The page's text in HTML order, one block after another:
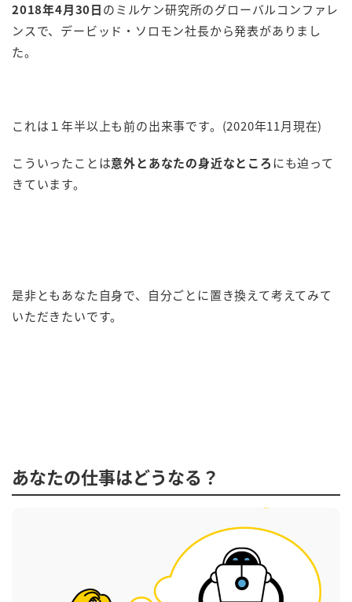
2018年4月30日のミルケン研究所のグローバルコンファレ
ンスで、デービッド・ソロモン社長から発表がありまし
た。
これは１年半以上も前の出来事です。(2020年11月現在)
こういったことは意外とあなたの身近なところにも迫って
きています。
是非ともあなた自身で、自分ごとに置き換えて考えてみて
いただきたいです。
あなたの仕事はどうなる？